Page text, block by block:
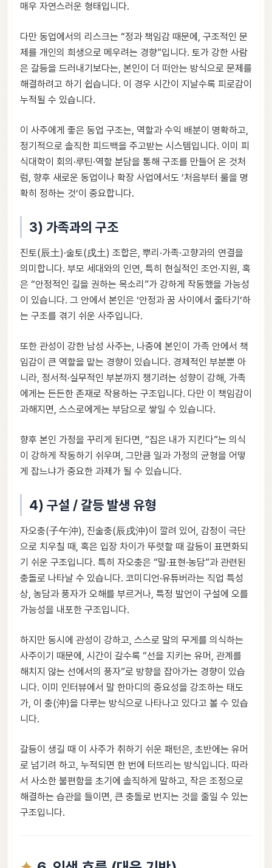
매우 자연스러운 형태입니다.
다만 동업에서의 리스크는 “정과 책임감 때문에, 구조적인 문
제를 개인의 희생으로 메우려는 경향”입니다. 토가 강한 사람
은 갈등을 드러내기보다는, 본인이 더 떠안는 방식으로 문제를
해결하려고 하기 쉽습니다. 이 경우 시간이 지날수록 피로감이
누적될 수 있습니다.
이 사주에게 좋은 동업 구조는, 역할과 수익 배분이 명확하고,
정기적으로 솔직한 피드백을 주고받는 시스템입니다. 이미 피
식대학이 회의·루틴·역할 분담을 통해 구조를 만들어 온 것처
럼, 향후 새로운 동업이나 확장 사업에서도 ‘처음부터 룰을 명
확히 정하는 것’이 중요합니다.
3) 가족과의 구조
진토(辰土)·술토(戌土) 조합은, 뿌리·가족·고향과의 연결을
의미합니다. 부모 세대와의 인연, 특히 현실적인 조언·지원, 혹
은 “안정적인 길을 권하는 목소리”가 강하게 작동했을 가능성
이 있습니다. 그 안에서 본인은 ‘안정과 꿈 사이에서 줄타기’하
는 구조를 겪기 쉬운 사주입니다.
또한 관성이 강한 남성 사주는, 나중에 본인이 가족 안에서 책
임감이 큰 역할을 맡는 경향이 있습니다. 경제적인 부분뿐 아
니라, 정서적·실무적인 부분까지 챙기려는 성향이 강해, 가족
에게는 든든한 존재로 작용하는 구조입니다. 다만 이 책임감이
과해지면, 스스로에게는 부담으로 쌓일 수 있습니다.
향후 본인 가정을 꾸리게 된다면, “집은 내가 지킨다”는 의식
이 강하게 작동하기 쉬우며, 그만큼 일과 가정의 균형을 어떻
게 잡느냐가 중요한 과제가 될 수 있습니다.
4) 구설 / 갈등 발생 유형
자오충(子午沖), 진술충(辰戌沖)이 깔려 있어, 감정이 극단
으로 치우칠 때, 혹은 입장 차이가 뚜렷할 때 갈등이 표면화되
기 쉬운 구조입니다. 특히 자오충은 “말·표현·농담”과 관련된
충돌로 나타날 수 있습니다. 코미디언·유튜버라는 직업 특성
상, 농담과 풍자가 오해를 부르거나, 특정 발언이 구설에 오를
가능성을 내포한 구조입니다.
하지만 동시에 관성이 강하고, 스스로 말의 무게를 의식하는
사주이기 때문에, 시간이 갈수록 “선을 지키는 유머, 관계를
해치지 않는 선에서의 풍자”로 방향을 잡아가는 경향이 있습
니다. 이미 인터뷰에서 말 한마디의 중요성을 강조하는 태도
가, 이 충(沖)을 다루는 방식으로 나타나고 있다고 볼 수 있습
니다.
갈등이 생길 때 이 사주가 취하기 쉬운 패턴은, 초반에는 유머
로 넘기려 하고, 누적되면 한 번에 터뜨리는 방식입니다. 따라
서 사소한 불편함을 초기에 솔직하게 말하고, 작은 조정으로
해결하는 습관을 들이면, 큰 충돌로 번지는 것을 줄일 수 있는
구조입니다.